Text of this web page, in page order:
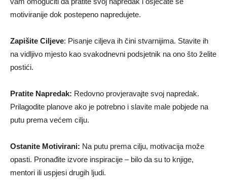
motiviranije dok postepeno napredujete.
Zapišite Ciljeve: Pisanje ciljeva ih čini stvarnijima. Stavite ih
na vidljivo mjesto kao svakodnevni podsjetnik na ono što želite
postići.
Pratite Napredak: Redovno provjeravajte svoj napredak.
Prilagodite planove ako je potrebno i slavite male pobjede na
putu prema većem cilju.
Ostanite Motivirani: Na putu prema cilju, motivacija može
opasti. Pronađite izvore inspiracije – bilo da su to knjige,
mentori ili uspjesi drugih ljudi.